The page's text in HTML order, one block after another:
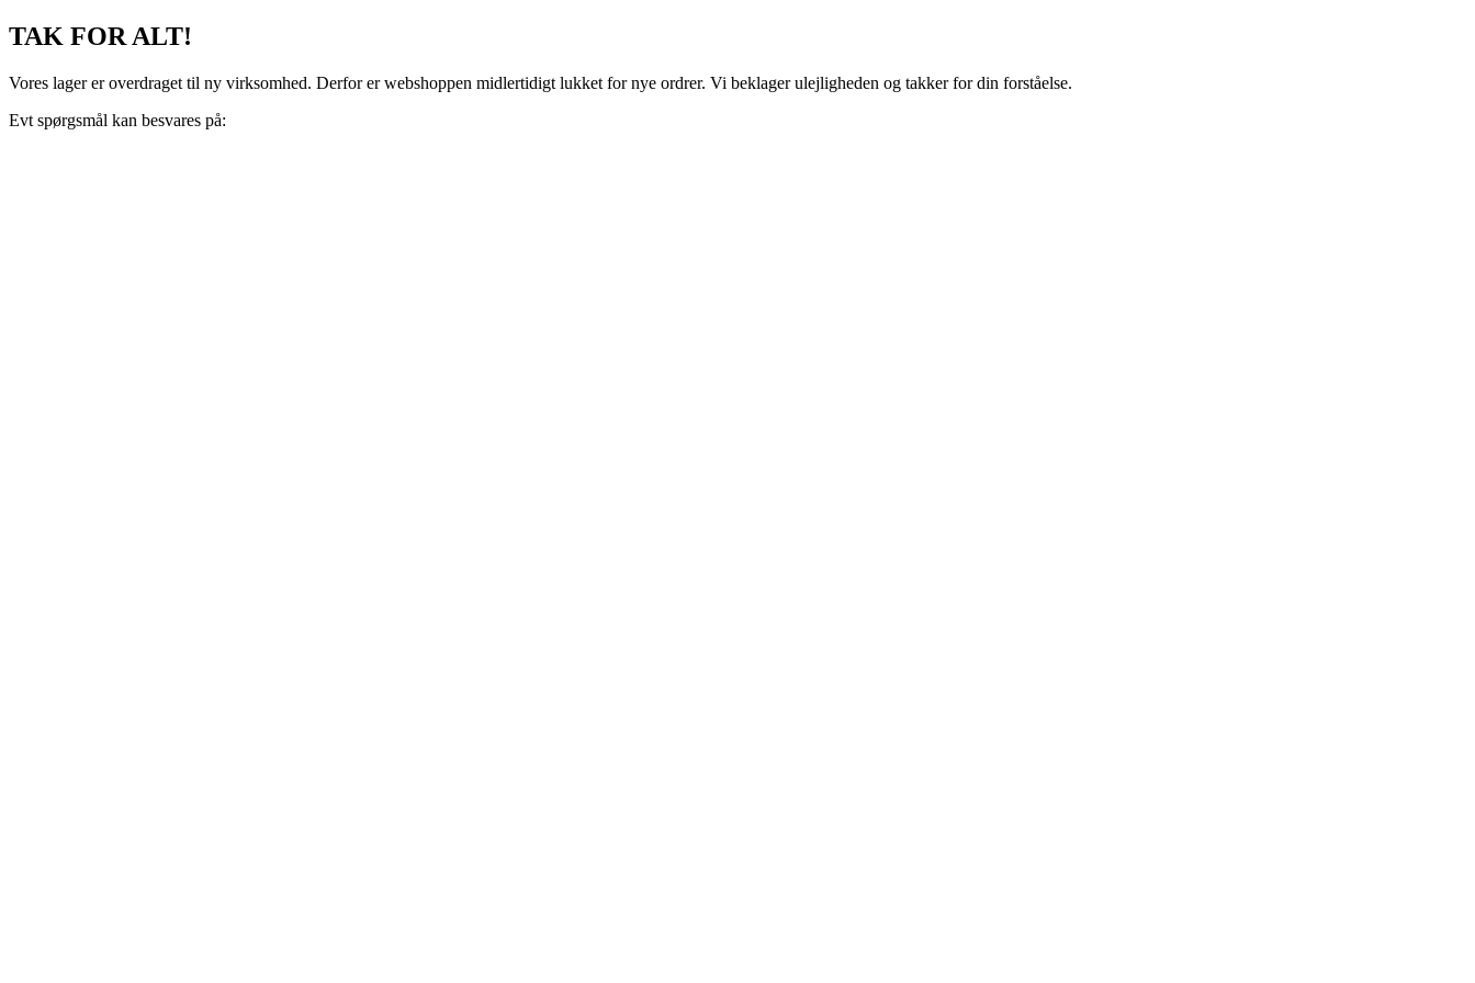
Videre
til
TAK FOR ALT!
Vores lager er overdraget til ny virksomhed. Derfor er webshoppen midlertidigt lukket for nye ordrer. Vi beklager ulejligheden og takker for din forståelse.
Evt spørgsmål kan besvares på: